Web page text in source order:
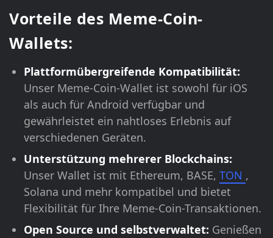
Vorteile des Meme-Coin-
Wallets:
Plattformübergreifende Kompatibilität:
Unser Meme-Coin-Wallet ist sowohl für iOS
als auch für Android verfügbar und
gewährleistet ein nahtloses Erlebnis auf
verschiedenen Geräten.
Unterstützung mehrerer Blockchains:
Unser Wallet ist mit Ethereum, BASE, TON ,
Solana und mehr kompatibel und bietet
Flexibilität für Ihre Meme-Coin-Transaktionen.
Open Source und selbstverwaltet: Genießen